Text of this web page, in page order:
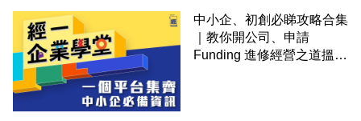
中小企、初創必睇攻略合集
｜教你開公司、申請
Funding 進修經營之道搵大